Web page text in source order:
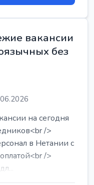
вакансии
без
на сегодня
/>
в Нетании с
/>